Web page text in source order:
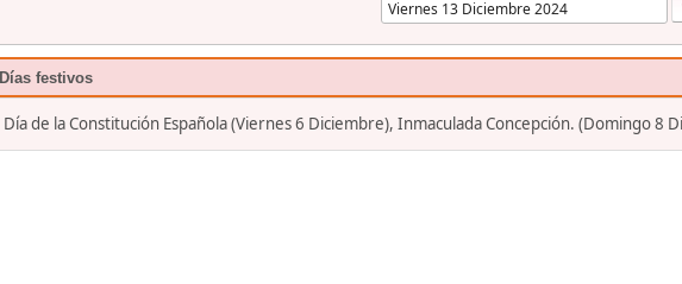
Días festivos
Día de la Constitución Española (Viernes 6 Diciembre), Inmaculada Concepción. (Domingo 8